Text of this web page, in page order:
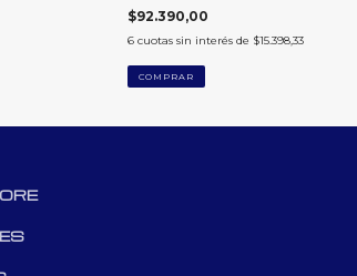
$92.390,00
6 cuotas sin interés de $15.398,33
COMPRAR